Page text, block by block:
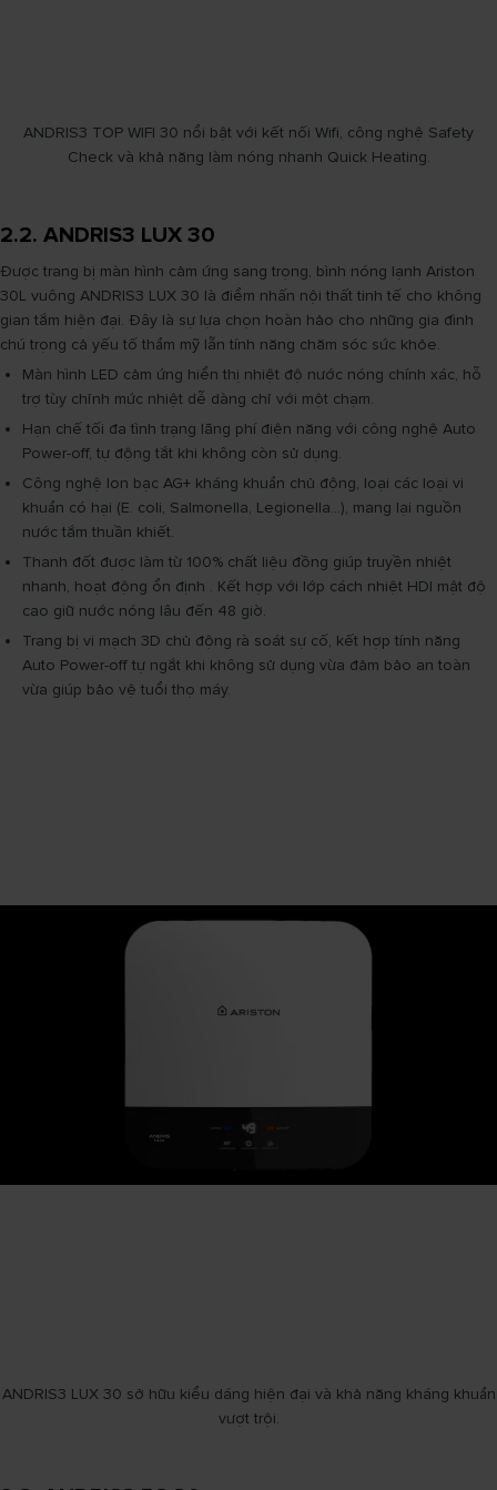
ANDRIS3 TOP WIFI 30 nổi bật với kết nối Wifi, công nghệ Safety
Check và khả năng làm nóng nhanh Quick Heating.
2.2. ANDRIS3 LUX 30
Được trang bị màn hình cảm ứng sang trọng, bình nóng lạnh Ariston
30L vuông ANDRIS3 LUX 30 là điểm nhấn nội thất tinh tế cho không
gian tắm hiện đại. Đây là sự lựa chọn hoàn hảo cho những gia đình
chú trọng cả yếu tố thẩm mỹ lẫn tính năng chăm sóc sức khỏe.
Màn hình LED cảm ứng hiển thị nhiệt độ nước nóng chính xác, hỗ
trợ tùy chỉnh mức nhiệt dễ dàng chỉ với một chạm.
Hạn chế tối đa tình trạng lãng phí điện năng với công nghệ Auto
Power-off, tự động tắt khi không còn sử dụng.
Công nghệ Ion bạc AG+ kháng khuẩn chủ động, loại các loại vi
khuẩn có hại (E. coli, Salmonella, Legionella...), mang lại nguồn
nước tắm thuần khiết.
Thanh đốt được làm từ 100% chất liệu đồng giúp truyền nhiệt
nhanh, hoạt động ổn định . Kết hợp với lớp cách nhiệt HDI mật độ
cao giữ nước nóng lâu đến 48 giờ.
Trang bị vi mạch 3D chủ động rà soát sự cố, kết hợp tính năng
Auto Power-off tự ngắt khi không sử dụng vừa đảm bảo an toàn
vừa giúp bảo vệ tuổi thọ máy.
ANDRIS3 LUX 30 sở hữu kiểu dáng hiện đại và khả năng kháng khuẩn
vượt trội.